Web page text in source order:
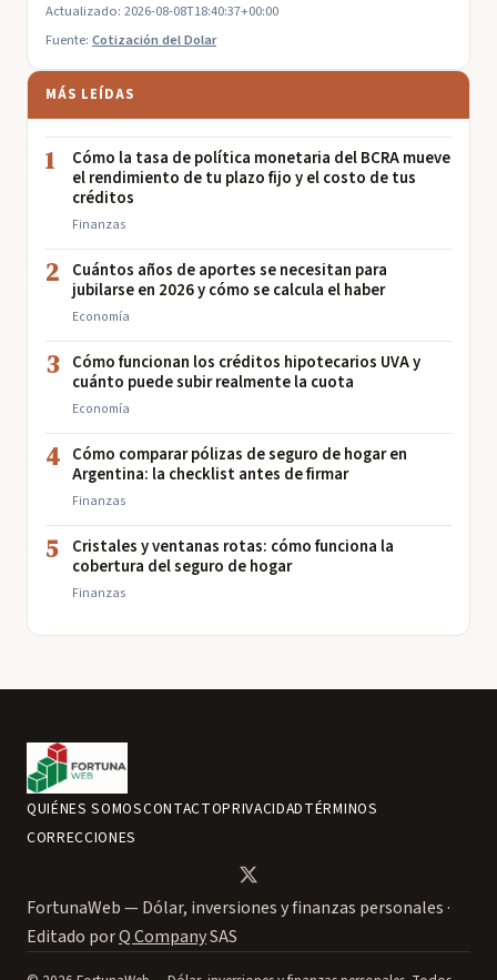
Actualizado: 2026-08-08T18:40:37+00:00
Fuente: Cotización del Dolar
MÁS LEÍDAS
1
Cómo la tasa de política monetaria del BCRA mueve
el rendimiento de tu plazo fijo y el costo de tus
créditos
Finanzas
2
Cuántos años de aportes se necesitan para
jubilarse en 2026 y cómo se calcula el haber
Economía
3
Cómo funcionan los créditos hipotecarios UVA y
cuánto puede subir realmente la cuota
Economía
4 Cómo comparar pólizas de seguro de hogar en
Argentina: la checklist antes de firmar
Finanzas
5
Cristales y ventanas rotas: cómo funciona la
cobertura del seguro de hogar
Finanzas
QUIÉNES SOMOSCONTACTOPRIVACIDADTÉRMINOS
CORRECCIONES
FortunaWeb — Dólar, inversiones y finanzas personales ·
Editado porQ CompanySAS